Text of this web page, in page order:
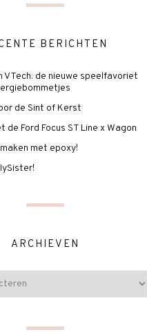
BERICHTEN
VTech: de nieuwe speelfavoriet
de Sint of Kerst
de Ford Focus ST Line x Wagon
met epoxy!
ARCHIEVEN